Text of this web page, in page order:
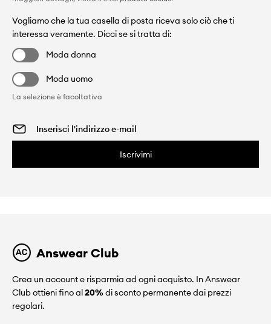
Vogliamo che la tua casella di posta riceva solo ciò che ti
interessa veramente. Dicci se si tratta di:
Moda donna
Moda uomo
La selezione è facoltativa
Iscrivimi
Answear Club
Crea un account e risparmia ad ogni acquisto. In Answear
Club ottieni fino al20%di sconto permanente dai prezzi
regolari.